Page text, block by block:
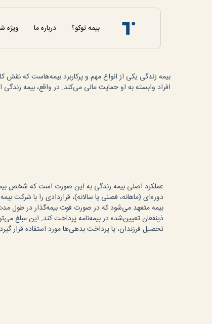
بیمه توکو؟ درباره ما ویژه
بیمه زندگی یکی از انواع مهم و پرکاربرد بیمه‌هاست که نقش
افراد وابسته به او حمایت مالی می‌کند. در واقع، بیمه
عملکرد اصلی بیمه زندگی به این صورت است که شخص
دوره‌ای (ماهانه، فصلی یا سالانه)، قراردادی را با شرکت
بیمه متعهد می‌شود که در صورت فوت بیمه‌گذار در طول مدت
ذینفعان تعیین‌شده در بیمه‌نامه پرداخت کند. این مبلغ
تحصیل فرزندان، یا پرداخت بدهی‌ها مورد استفاده قرار